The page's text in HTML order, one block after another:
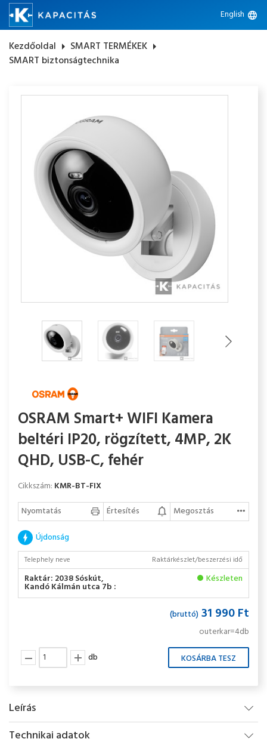
English language
Kezdőoldal arrow_right SMART TERMÉKEK arrow_right
SMART biztonságtechnika
OSRAM Smart+ WIFI Kamera
beltéri IP20, rögzített, 4MP, 2K
QHD, USB-C, fehér
Cikkszám: KMR-BT-FIX
Nyomtatás
Értesítés
Megosztás
Újdonság
Telephely neve Raktárkészlet/beszerzési idő
Raktár: 2038 Sóskút,
Kandó Kálmán utca 7b :
Készleten
(bruttó) 31 990 Ft
outerkar=4db
db
Leírás
Technikai adatok